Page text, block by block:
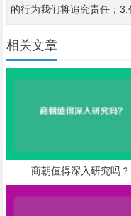
的行为我们将追究责任；3.
相关文章
商朝值得深入研究吗？